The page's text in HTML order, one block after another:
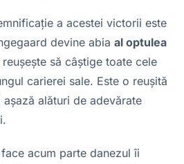
a acestei victorii este
devine abia al optulea
să câștige toate cele
carierei sale. Este o reușită
alături de adevărate
acum parte danezul îi